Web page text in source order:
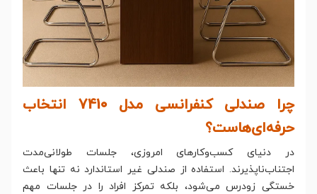
چرا صندلی کنفرانسی مدل 7410 انتخاب
حرفه‌ای‌هاست؟
در دنیای کسب‌وکارهای امروزی، جلسات طولانی‌مدت
اجتناب‌ناپذیرند. استفاده از صندلی غیر استاندارد نه تنها باعث
خستگی زودرس می‌شود، بلکه تمرکز افراد را در جلسات مهم